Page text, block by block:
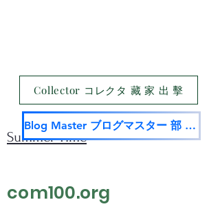
Summer Time
com100.org
Collector コレクタ 藏 家 出 擊
Blog Master ブログマスター 部 落 名 家